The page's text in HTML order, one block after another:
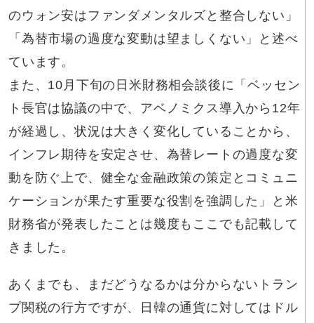
のウォン安はファンダメンタルズと整合しない」
「為替市場の過度な変動は望ましくない」と述べ
ています。
また、10月下旬の日米財務相会談後に「ベッセン
ト長官は協議の中で、アベノミクス導入から12年
が経過し、状況は大きく変化していることから、
インフレ期待を安定させ、為替レートの過度な変
動を防ぐ上で、健全な金融政策の策定とコミュニ
ケーションが果たす重要な役割を強調した」と米
財務省が発表したことは幾度もここでも記載して
きました。
あくまでも、まだどうなるかは分からないトラン
プ関税の行方ですが、日韓の通貨に対してはドル